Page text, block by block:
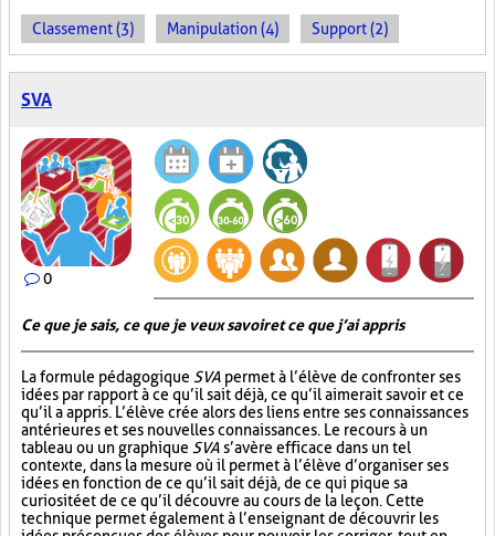
Classement (3) Manipulation (4) Support (2)
SVA
0
Ce que je sais, ce que je veux savoir et ce que j’ai appris
La formule pédagogique SVA permet à l’élève de confronter ses
idées par rapport à ce qu’il sait déjà, ce qu’il aimerait savoir et ce
qu’il a appris. L’élève crée alors des liens entre ses connaissances
antérieures et ses nouvelles connaissances. Le recours à un
tableau ou un graphique SVA s’avère efficace dans un tel
contexte, dans la mesure où il permet à l’élève d’organiser ses
idées en fonction de ce qu’il sait déjà, de ce qui pique sa
curiosité et de ce qu’il découvre au cours de la leçon. Cette
technique permet également à l’enseignant de découvrir les